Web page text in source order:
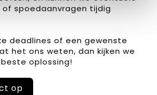
of spoedaanvragen tijdig
deadlines of een gewenste
het ons weten, dan kijken we
oplossing!
op